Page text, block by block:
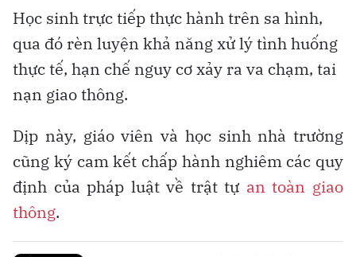
Học sinh trực tiếp thực hành trên sa hình,
qua đó rèn luyện khả năng xử lý tình huống
thực tế, hạn chế nguy cơ xảy ra va chạm, tai
nạn giao thông.
Dịp này, giáo viên và học sinh nhà trường
cũng ký cam kết chấp hành nghiêm các quy
định của pháp luật về trật tự an toàn giao
thông.